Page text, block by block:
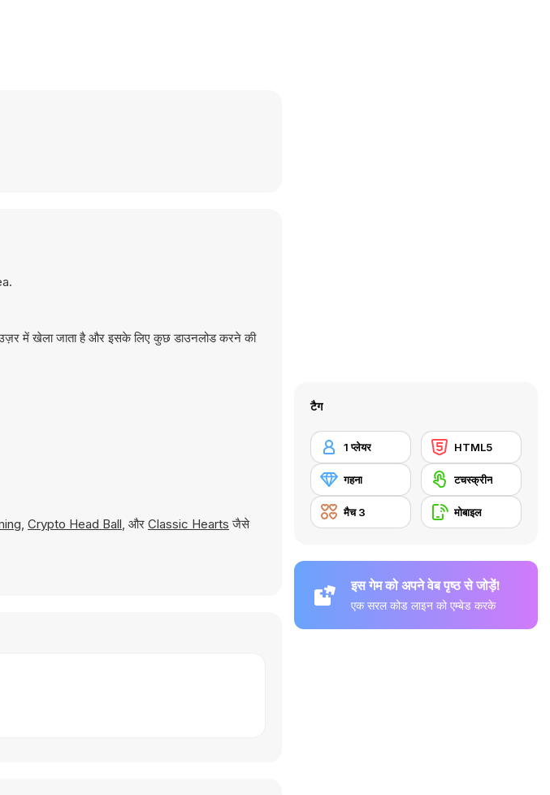
में खेला जाता है और इसके लिए कुछ डाउनलोड करने की
, Crypto Head Ball, और Classic Hearts जैसे
टैग
1 प्लेयर HTML5
गहना टचस्क्रीन
मैच 3 मोबाइल
इस गेम को अपने वेब पृष्ठ से जोड़ें!
एक सरल कोड लाइन को एम्बेड करके